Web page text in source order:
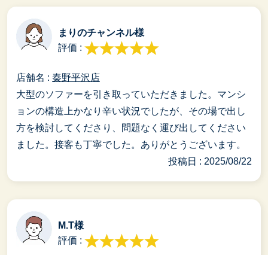
まりのチャンネル様
評価 :
店舗名 : 秦野平沢店
大型のソファーを引き取っていただきました。マンシ
ョンの構造上かなり辛い状況でしたが、その場で出し
方を検討してくださり、問題なく運び出してください
ました。接客も丁寧でした。ありがとうございます。
投稿日 : 2025/08/22
M.T様
評価 :